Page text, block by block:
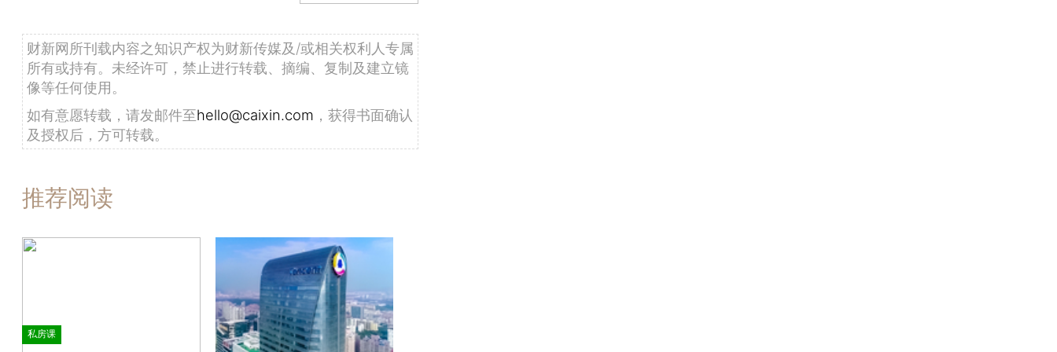
财新网所刊载内容之知识产权为财新传媒及/或相关权利人专属
所有或持有。未经许可，禁止进行转载、摘编、复制及建立镜
像等任何使用。
如有意愿转载，请发邮件至hello@caixin.com ，获得书面确认
及授权后，方可转载。
推荐阅读
私房课